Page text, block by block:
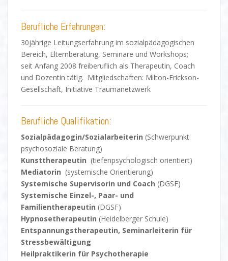
Berufliche Erfahrungen:
30jährige Leitungserfahrung im sozialpädagogischen
Bereich, Elternberatung, Seminare und Workshops;
seit Anfang 2008 freiberuflich als Therapeutin, Coach
und Dozentin tätig. Mitgliedschaften: Milton-Erickson-
Gesellschaft, Initiative Traumanetzwerk
Berufliche Qualifikation:
Sozialpädagogin/Sozialarbeiterin (Schwerpunkt
psychosoziale Beratung)
Kunsttherapeutin (tiefenpsychologisch orientiert)
Mediatorin (systemische Orientierung)
Systemische Supervisorin und Coach (DGSF)
Systemische Einzel-, Paar- und
Familientherapeutin (DGSF)
Hypnosetherapeutin (Heidelberger Schule)
Entspannungstherapeutin, Seminarleiterin für
Stressbewältigung
Heilpraktikerin für Psychotherapie